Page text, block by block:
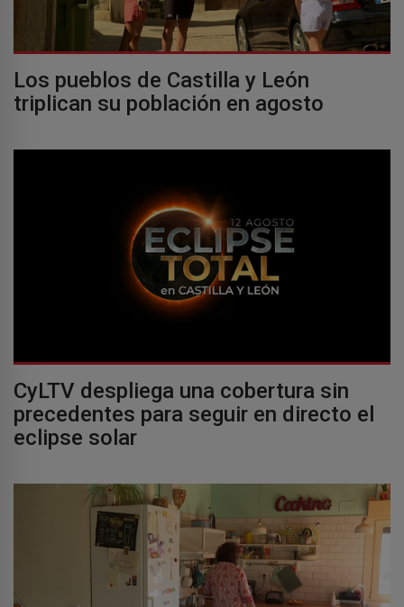
Los pueblos de Castilla y León
triplican su población en agosto
CyLTV despliega una cobertura sin
precedentes para seguir en directo el
eclipse solar